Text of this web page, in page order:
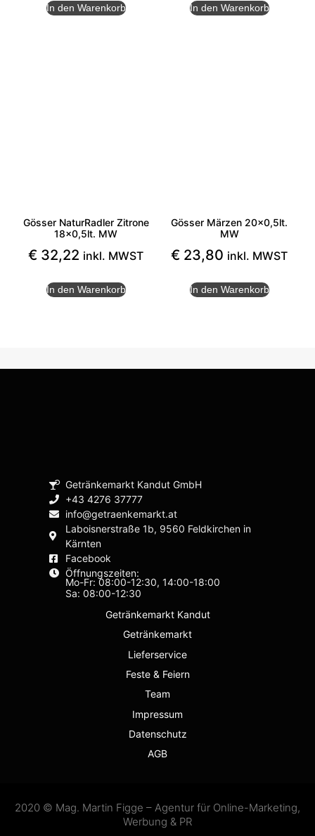
In den Warenkorb In den Warenkorb
Gösser NaturRadler Zitrone
18×0,5lt. MW
€ 32,22 inkl. MWST
In den Warenkorb
Gösser Märzen 20×0,5lt.
MW
€ 23,80 inkl. MWST
In den Warenkorb
Getränkemarkt Kandut GmbH
+43 4276 37777
info@getraenkemarkt.at
Laboisnerstraße 1b, 9560 Feldkirchen in
Kärnten
Facebook
Öffnungszeiten:
Mo-Fr: 08:00-12:30, 14:00-18:00
Sa: 08:00-12:30
Getränkemarkt Kandut
Getränkemarkt
Lieferservice
Feste & Feiern
Team
Impressum
Datenschutz
AGB
2020 © Mag. Martin Figge – Agentur für Online-Marketing,
Werbung & PR